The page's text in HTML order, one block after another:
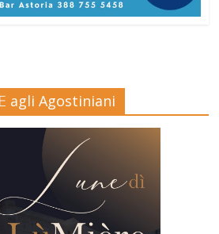
Agostiniani